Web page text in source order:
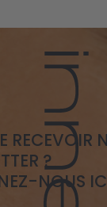
RECEVOIR
?
NOUS